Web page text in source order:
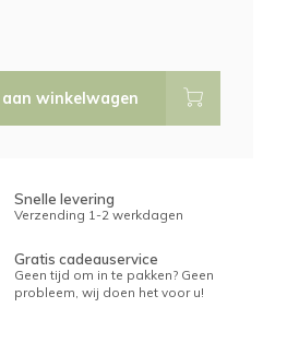
aan winkelwagen
Snelle levering
Verzending 1-2 werkdagen
Gratis cadeauservice
Geen tijd om in te pakken? Geen
probleem, wij doen het voor u!